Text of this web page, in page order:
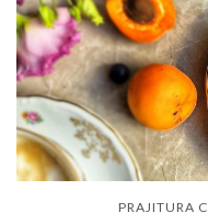
PRAJITURA